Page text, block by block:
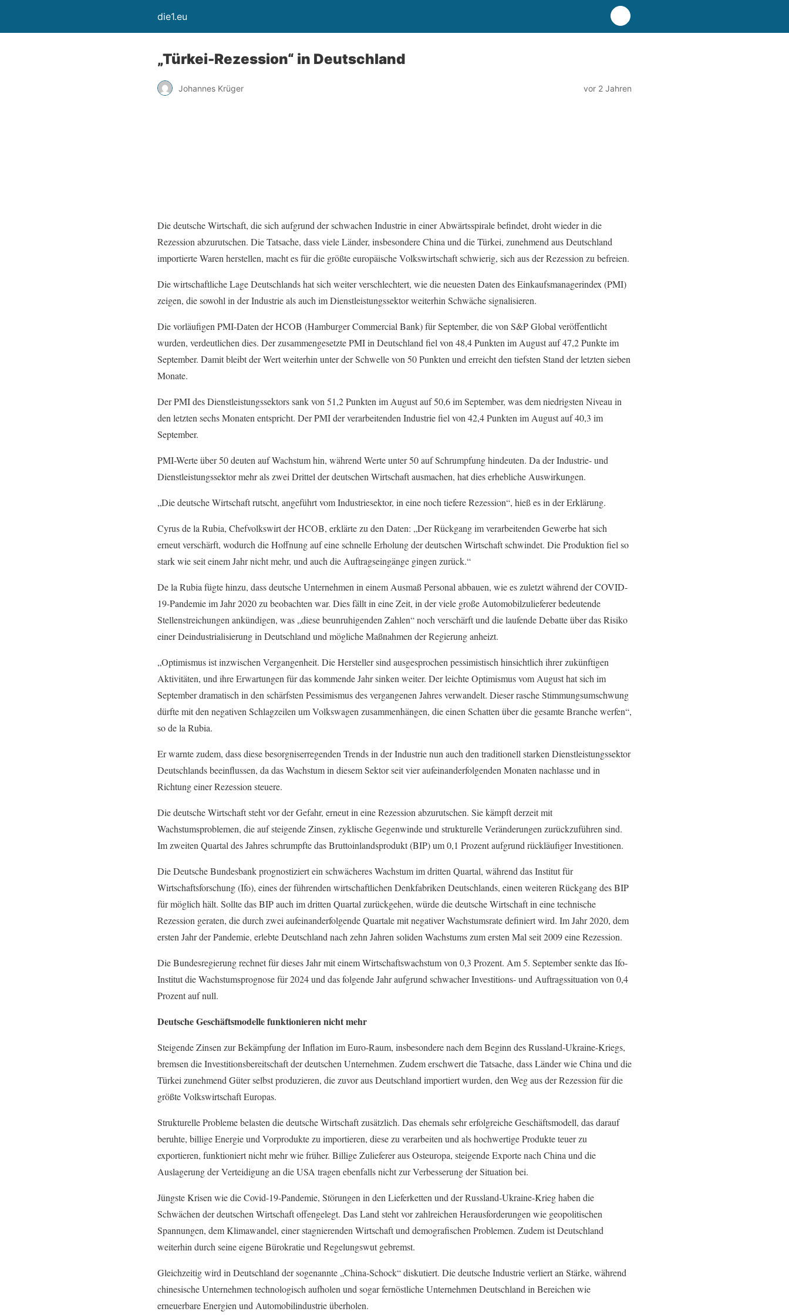
die1.eu
„Türkei-Rezession“ in Deutschland
Johannes Krüger vor 2 Jahren
Die deutsche Wirtschaft, die sich aufgrund der schwachen Industrie in einer Abwärtsspirale befindet, droht wieder in die
Rezession abzurutschen. Die Tatsache, dass viele Länder, insbesondere China und die Türkei, zunehmend aus Deutschland
importierte Waren herstellen, macht es für die größte europäische Volkswirtschaft schwierig, sich aus der Rezession zu befreien.
Die wirtschaftliche Lage Deutschlands hat sich weiter verschlechtert, wie die neuesten Daten des Einkaufsmanagerindex (PMI)
zeigen, die sowohl in der Industrie als auch im Dienstleistungssektor weiterhin Schwäche signalisieren.
Die vorläufigen PMI-Daten der HCOB (Hamburger Commercial Bank) für September, die von S&P Global veröffentlicht
wurden, verdeutlichen dies. Der zusammengesetzte PMI in Deutschland fiel von 48,4 Punkten im August auf 47,2 Punkte im
September. Damit bleibt der Wert weiterhin unter der Schwelle von 50 Punkten und erreicht den tiefsten Stand der letzten sieben
Monate.
Der PMI des Dienstleistungssektors sank von 51,2 Punkten im August auf 50,6 im September, was dem niedrigsten Niveau in
den letzten sechs Monaten entspricht. Der PMI der verarbeitenden Industrie fiel von 42,4 Punkten im August auf 40,3 im
September.
PMI-Werte über 50 deuten auf Wachstum hin, während Werte unter 50 auf Schrumpfung hindeuten. Da der Industrie- und
Dienstleistungssektor mehr als zwei Drittel der deutschen Wirtschaft ausmachen, hat dies erhebliche Auswirkungen.
„Die deutsche Wirtschaft rutscht, angeführt vom Industriesektor, in eine noch tiefere Rezession“, hieß es in der Erklärung.
Cyrus de la Rubia, Chefvolkswirt der HCOB, erklärte zu den Daten: „Der Rückgang im verarbeitenden Gewerbe hat sich
erneut verschärft, wodurch die Hoffnung auf eine schnelle Erholung der deutschen Wirtschaft schwindet. Die Produktion fiel so
stark wie seit einem Jahr nicht mehr, und auch die Auftragseingänge gingen zurück.“
De la Rubia fügte hinzu, dass deutsche Unternehmen in einem Ausmaß Personal abbauen, wie es zuletzt während der COVID-
19-Pandemie im Jahr 2020 zu beobachten war. Dies fällt in eine Zeit, in der viele große Automobilzulieferer bedeutende
Stellenstreichungen ankündigen, was „diese beunruhigenden Zahlen“ noch verschärft und die laufende Debatte über das Risiko
einer Deindustrialisierung in Deutschland und mögliche Maßnahmen der Regierung anheizt.
„Optimismus ist inzwischen Vergangenheit. Die Hersteller sind ausgesprochen pessimistisch hinsichtlich ihrer zukünftigen
Aktivitäten, und ihre Erwartungen für das kommende Jahr sinken weiter. Der leichte Optimismus vom August hat sich im
September dramatisch in den schärfsten Pessimismus des vergangenen Jahres verwandelt. Dieser rasche Stimmungsumschwung
dürfte mit den negativen Schlagzeilen um Volkswagen zusammenhängen, die einen Schatten über die gesamte Branche werfen“,
so de la Rubia.
Er warnte zudem, dass diese besorgniserregenden Trends in der Industrie nun auch den traditionell starken Dienstleistungssektor
Deutschlands beeinflussen, da das Wachstum in diesem Sektor seit vier aufeinanderfolgenden Monaten nachlasse und in
Richtung einer Rezession steuere.
Die deutsche Wirtschaft steht vor der Gefahr, erneut in eine Rezession abzurutschen. Sie kämpft derzeit mit
Wachstumsproblemen, die auf steigende Zinsen, zyklische Gegenwinde und strukturelle Veränderungen zurückzuführen sind.
Im zweiten Quartal des Jahres schrumpfte das Bruttoinlandsprodukt (BIP) um 0,1 Prozent aufgrund rückläufiger Investitionen.
Die Deutsche Bundesbank prognostiziert ein schwächeres Wachstum im dritten Quartal, während das Institut für
Wirtschaftsforschung (Ifo), eines der führenden wirtschaftlichen Denkfabriken Deutschlands, einen weiteren Rückgang des BIP
für möglich hält. Sollte das BIP auch im dritten Quartal zurückgehen, würde die deutsche Wirtschaft in eine technische
Rezession geraten, die durch zwei aufeinanderfolgende Quartale mit negativer Wachstumsrate definiert wird. Im Jahr 2020, dem
ersten Jahr der Pandemie, erlebte Deutschland nach zehn Jahren soliden Wachstums zum ersten Mal seit 2009 eine Rezession.
Die Bundesregierung rechnet für dieses Jahr mit einem Wirtschaftswachstum von 0,3 Prozent. Am 5. September senkte das Ifo-
Institut die Wachstumsprognose für 2024 und das folgende Jahr aufgrund schwacher Investitions- und Auftragssituation von 0,4
Prozent auf null.
Deutsche Geschäftsmodelle funktionieren nicht mehr
Steigende Zinsen zur Bekämpfung der Inflation im Euro-Raum, insbesondere nach dem Beginn des Russland-Ukraine-Kriegs,
bremsen die Investitionsbereitschaft der deutschen Unternehmen. Zudem erschwert die Tatsache, dass Länder wie China und die
Türkei zunehmend Güter selbst produzieren, die zuvor aus Deutschland importiert wurden, den Weg aus der Rezession für die
größte Volkswirtschaft Europas.
Strukturelle Probleme belasten die deutsche Wirtschaft zusätzlich. Das ehemals sehr erfolgreiche Geschäftsmodell, das darauf
beruhte, billige Energie und Vorprodukte zu importieren, diese zu verarbeiten und als hochwertige Produkte teuer zu
exportieren, funktioniert nicht mehr wie früher. Billige Zulieferer aus Osteuropa, steigende Exporte nach China und die
Auslagerung der Verteidigung an die USA tragen ebenfalls nicht zur Verbesserung der Situation bei.
Jüngste Krisen wie die Covid-19-Pandemie, Störungen in den Lieferketten und der Russland-Ukraine-Krieg haben die
Schwächen der deutschen Wirtschaft offengelegt. Das Land steht vor zahlreichen Herausforderungen wie geopolitischen
Spannungen, dem Klimawandel, einer stagnierenden Wirtschaft und demografischen Problemen. Zudem ist Deutschland
weiterhin durch seine eigene Bürokratie und Regelungswut gebremst.
Gleichzeitig wird in Deutschland der sogenannte „China-Schock“ diskutiert. Die deutsche Industrie verliert an Stärke, während
chinesische Unternehmen technologisch aufholen und sogar fernöstliche Unternehmen Deutschland in Bereichen wie
erneuerbare Energien und Automobilindustrie überholen.